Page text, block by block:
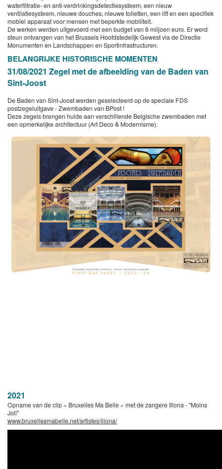
waterfiltratie- en anti-verdrinkingsdetectiesysteem, een nieuw
ventilatiesysteem, nieuwe douches, nieuwe toiletten, een lift en een specifiek
mobiel apparaat voor mensen met beperkte mobiliteit.
De werken werden uitgevoerd met een budget van 6 miljoen euro. Er werd
steun ontvangen van het Brussels Hoofdstedelijk Gewest via de Directie
Monumenten en Landschappen en Sportinfrastructuren.
BELANGRIJKE HISTORISCHE MOMENTEN
31/08/2021 ​Zegel met de afbeelding van de Baden van
Sint-Joost
De Baden van Sint-Joost werden geselecteerd op de speciale FDS
postzegeluitgave - Zwembaden van BPost !
Deze zegels brengen hulde aan verschillende Belgische zwembaden met
een opmerkelijke architectuur (Art Deco & Modernisme).
2021
Opname van de clip « Bruxelles Ma Belle » met de zangere Iliona - "Moins
Joli"
www.bruxellesmabelle.net/artistes/iliona/